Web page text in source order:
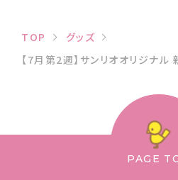
TOP
グッズ
【7月第2週】サンリオオリジナ
PAGE